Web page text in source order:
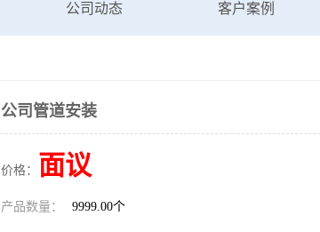
公司动态 客户案例
公司管道安装
价格： 面议
产品数量： 9999.00个